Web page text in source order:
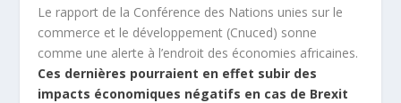
Le rapport de la Conférence des Nations unies sur le
commerce et le développement (Cnuced) sonne
comme une alerte à l’endroit des économies africaines.
Ces dernières pourraient en effet subir des
impacts économiques négatifs en cas de Brexit